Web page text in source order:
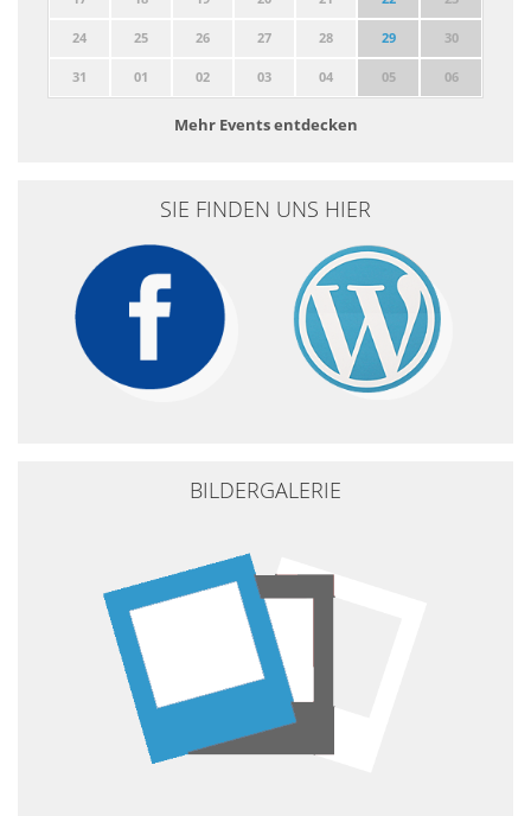
24 25 26 27 28 29 30
31 01 02 03 04 05 06
Mehr Events entdecken
SIE FINDEN UNS HIER
BILDERGALERIE